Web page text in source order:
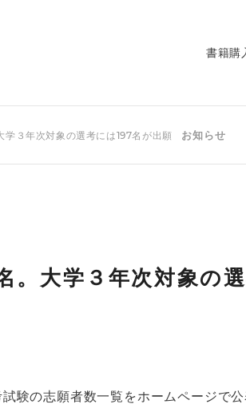
書籍購
３年次対象の選考には197名が出願 お知らせ
大学３年次対象の
験の志願者数一覧をホームページで公